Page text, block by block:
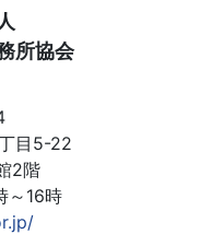
所協会
目5-22
2階
～16時